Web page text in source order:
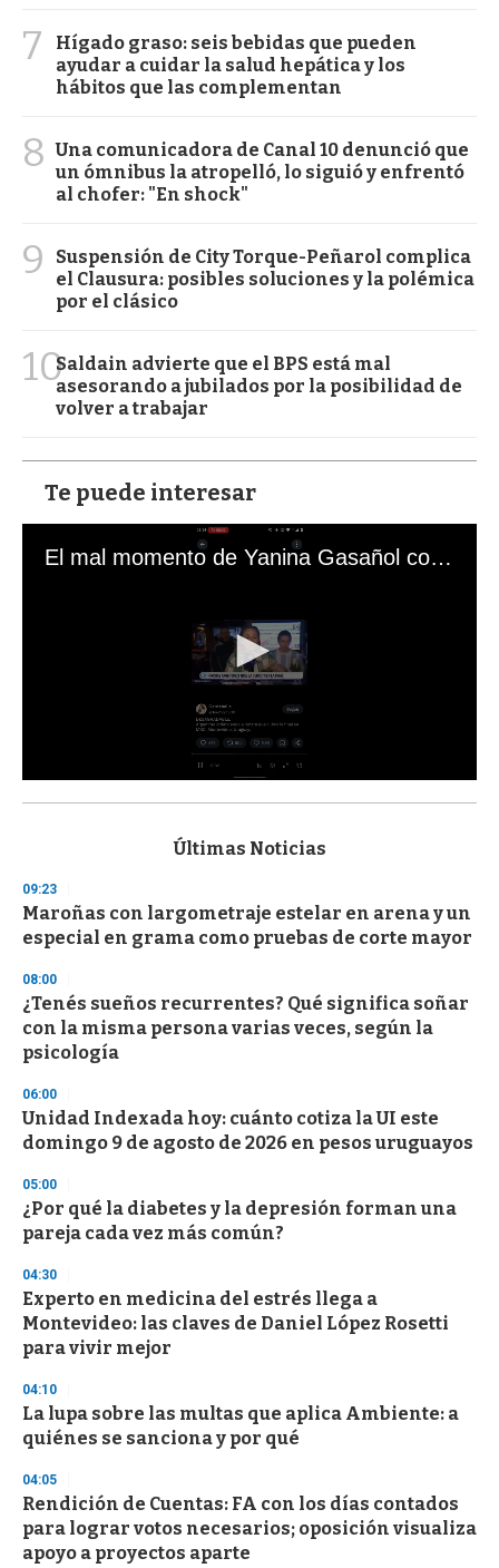
7
Hígado graso: seis bebidas que pueden
ayudar a cuidar la salud hepática y los
hábitos que las complementan
8 Una comunicadora de Canal 10 denunció que
un ómnibus la atropelló, lo siguió y enfrentó
al chofer: "En shock"
9
Suspensión de City Torque-Peñarol complica
el Clausura: posibles soluciones y la polémica
por el clásico
10Saldain advierte que el BPS está mal
asesorando a jubilados por la posibilidad de
volver a trabajar
Te puede interesar
El mal momento de Yanina Gasañol con un hincha argentino en "Subrayado"
s
d
s
o
f
3
s
e
c
o
d
s
Últimas Noticias
09:23
Maroñas con largometraje estelar en arena y un
especial en grama como pruebas de corte mayor
08:00
¿Tenés sueños recurrentes? Qué significa soñar
con la misma persona varias veces, según la
psicología
06:00
Unidad Indexada hoy: cuánto cotiza la UI este
domingo 9 de agosto de 2026 en pesos uruguayos
05:00
¿Por qué la diabetes y la depresión forman una
pareja cada vez más común?
04:30
Experto en medicina del estrés llega a
Montevideo: las claves de Daniel López Rosetti
para vivir mejor
04:10
La lupa sobre las multas que aplica Ambiente: a
quiénes se sanciona y por qué
04:05
Rendición de Cuentas: FA con los días contados
para lograr votos necesarios; oposición visualiza
apoyo a proyectos aparte